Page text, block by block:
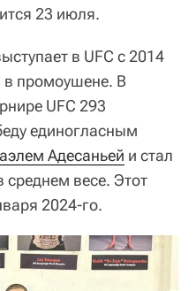
23 июля.
в UFC с 2014
в промоушене. В
UFC 293
единогласным
Адесаньей и стал
весе. Этот
2024-го.